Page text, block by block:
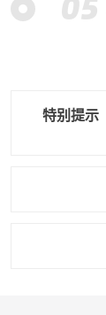
特别提示